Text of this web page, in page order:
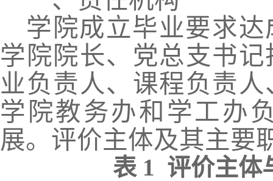
学院成立毕业要求
学院院长、党总支书
业负责人、课程负责
学院教务办和学工办
展。评价主体及其主要
表 1 评价主体